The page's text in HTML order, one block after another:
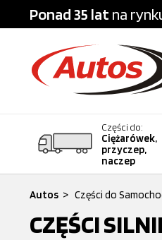
Ponad 35 lat na
Części do:
Ciężarówek,
przyczep,
naczep
Autos > Części do
CZĘŚCI